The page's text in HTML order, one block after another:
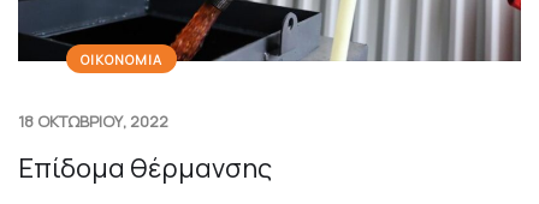
ΟΙΚΟΝΟΜΙΑ
18 ΟΚΤΩΒΡΙΟΥ, 2022
Επίδομα θέρμανσης